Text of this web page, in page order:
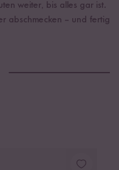
weiter, bis alles gar ist.
abschmecken – und fertig